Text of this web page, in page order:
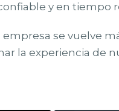
y en tiempo
se vuelve
la experiencia de